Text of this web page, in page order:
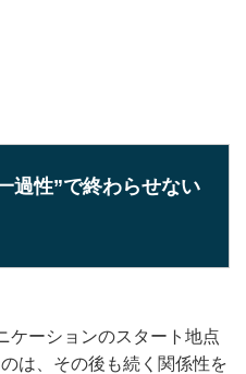
過性”で終わらせない
ケーションのスタート地点
は、その後も続く関係性を